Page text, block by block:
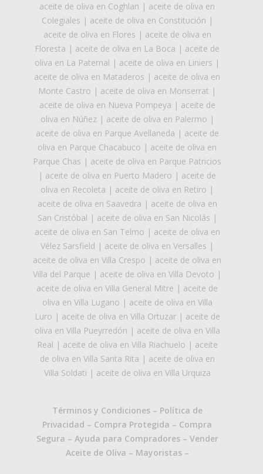
aceite de oliva en Coghlan | aceite de oliva en
Colegiales | aceite de oliva en Constitución |
aceite de oliva en Flores | aceite de oliva en
Floresta | aceite de oliva en La Boca | aceite de
oliva en La Paternal | aceite de oliva en Liniers |
aceite de oliva en Mataderos | aceite de oliva en
Monte Castro | aceite de oliva en Monserrat |
aceite de oliva en Nueva Pompeya | aceite de
oliva en Núñez| aceite de oliva en Palermo |
aceite de oliva en Parque Avellaneda | aceite de
oliva en Parque Chacabuco | aceite de oliva en
Parque Chas | aceite de oliva en Parque Patricios
| aceite de oliva en Puerto Madero | aceite de
oliva en Recoleta | aceite de oliva en Retiro |
aceite de oliva en Saavedra | aceite de oliva en
San Cristóbal | aceite de oliva en San Nicolás |
aceite de oliva en San Telmo | aceite de oliva en
Vélez Sarsfield | aceite de oliva en Versalles |
aceite de oliva en Villa Crespo | aceite de oliva en
Villa del Parque | aceite de oliva en Villa Devoto |
aceite de oliva en Villa General Mitre | aceite de
oliva en Villa Lugano | aceite de oliva en Villa
Luro | aceite de oliva en Villa Ortuzar| aceite de
oliva en Villa Pueyrredón | aceite de oliva en Villa
Real | aceite de oliva en Villa Riachuelo | aceite
de oliva en Villa Santa Rita | aceite de oliva en
Villa Soldati | aceite de oliva en Villa Urquiza
Términos y Condiciones– Política de
Privacidad – Compra Protegida – Compra
Segura – Ayuda para Compradores– Vender
Aceite de Oliva – Mayoristas–